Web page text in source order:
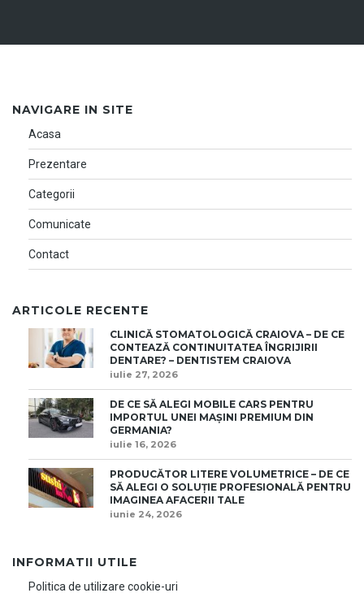
NAVIGARE IN SITE
Acasa
Prezentare
Categorii
Comunicate
Contact
ARTICOLE RECENTE
CLINICĂ STOMATOLOGICĂ CRAIOVA – DE CE
CONTEAZĂ CONTINUITATEA ÎNGRIJIRII
DENTARE? – DENTISTEM CRAIOVA
iulie 27, 2026
DE CE SĂ ALEGI MOBILE CARS PENTRU
IMPORTUL UNEI MAȘINI PREMIUM DIN
GERMANIA?
iulie 16, 2026
PRODUCĂTOR LITERE VOLUMETRICE – DE CE
SĂ ALEGI O SOLUȚIE PROFESIONALĂ PENTRU
IMAGINEA AFACERII TALE
iunie 24, 2026
INFORMATII UTILE
Politica de utilizare cookie-uri